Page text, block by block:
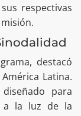
respectivas
destacó
Latina.
para
a la luz de la